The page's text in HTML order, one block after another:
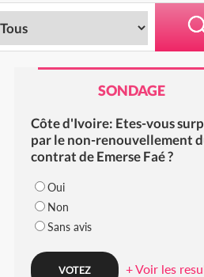
SONDAGE
Côte d'Ivoire: Etes-vous
par le non-renouvellement
contrat de Emerse Faé ?
Oui
Non
Sans avis
+ Voir les